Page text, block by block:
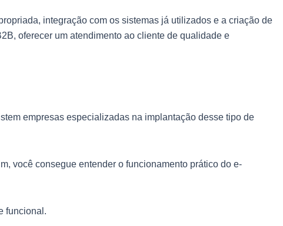
integração com os sistemas já utilizados e a criação de
oferecer um atendimento ao cliente de qualidade e
empresas especializadas na implantação desse tipo de
você consegue entender o funcionamento prático do e-
funcional.